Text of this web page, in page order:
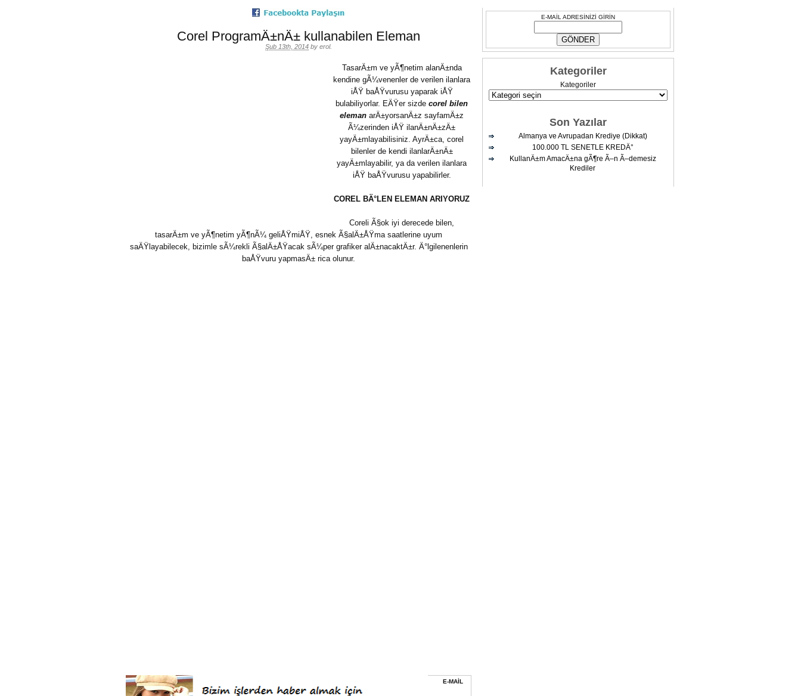
Corel ProgramÄ±nÄ± kullanabilen Eleman
Şub 13th, 2014 by erol.
TasarÄ±m ve yÃ¶netim alanÄ±nda
kendine gÃ¼venenler de verilen ilanlara
iÅŸ baÅŸvurusu yaparak iÅŸ
bulabiliyorlar. EÄŸer sizde corel bilen
eleman arÄ±yorsanÄ±z sayfamÄ±z
Ã¼zerinden iÅŸ ilanÄ±nÄ±zÄ±
yayÄ±mlayabilisiniz. AyrÄ±ca, corel
bilenler de kendi ilanlarÄ±nÄ±
yayÄ±mlayabilir, ya da verilen ilanlara
iÅŸ baÅŸvurusu yapabilirler.
COREL BÄ°LEN ELEMAN ARIYORUZ
Coreli Ã§ok iyi derecede bilen,
tasarÄ±m ve yÃ¶netim yÃ¶nÃ¼ geliÅŸmiÅŸ, esnek Ã§alÄ±ÅŸma saatlerine uyum
saÄŸlayabilecek, bizimle sÃ¼rekli Ã§alÄ±ÅŸacak sÃ¼per grafiker alÄ±nacaktÄ±r. Ä°lgilenenlerin
baÅŸvuru yapmasÄ± rica olunur.
E-MAİL
E-MAİL ADRESİNİZİ GİRİN
Kategoriler
Kategoriler
Son Yazılar
Almanya ve Avrupadan Krediye (Dikkat)
100.000 TL SENETLE KREDÄ°
KullanÄ±m AmacÄ±na gÃ¶re Ã–n Ã–demesiz
Krediler